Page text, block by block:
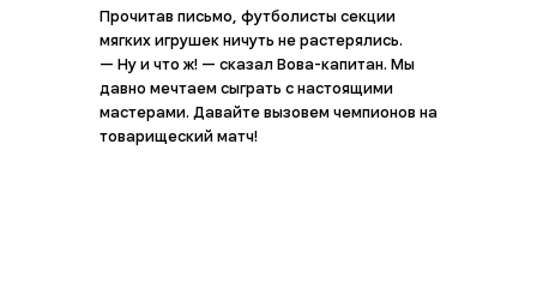
Прочитав письмо, футболисты секции
мягких игрушек ничуть не растерялись.
— Ну и что ж! — сказал Вова-капитан. Мы
давно мечтаем сыграть с настоящими
мастерами. Давайте вызовем чемпионов на
товарищеский матч!